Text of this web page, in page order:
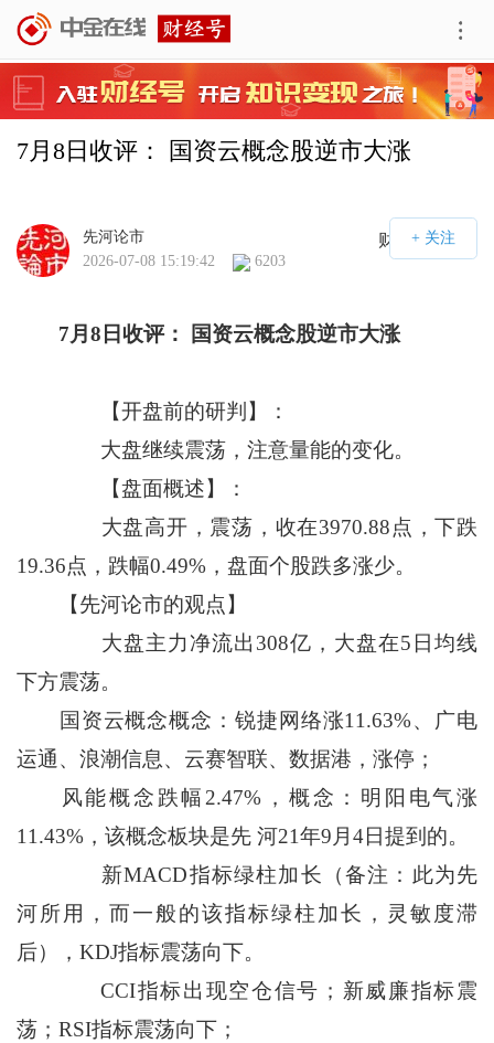
7月8日收评： 国资云概念股逆市大涨
财经号APP
先河论市
2026-07-08 15:19:42
6203
7月 8 日收评： 国资云概念股逆市大涨
【开盘前的研判】：
大盘继续震荡，注意量能的变化。
【盘面概述】：
大盘高开，震荡，收在3970.88点，下跌
19.36点，跌幅0.49%，盘面个股跌多涨少。
【先河论市的观点】
大盘主力净流出308亿，大盘在5日均线
下方震荡。
国资云概念概念：锐捷网络涨11.63%、广电
运通、浪潮信息、云赛智联、数据港，涨停；
风能概念跌幅2.47%，概念：明阳电气涨
11.43%，该概念板块是先 河21年9月4日提到的。
新MACD指标绿柱加长（备注：此为先
河所用，而一般的该指标绿柱加长，灵敏度滞
后），KDJ指标震荡向下。
CCI指标出现空仓信号；新威廉指标震
荡；RSI指标震荡向下；